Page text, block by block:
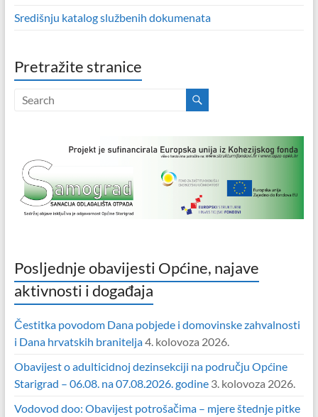
Središnju katalog službenih dokumenata
Pretražite stranice
Posljednje obavijesti Općine, najave
aktivnosti i događaja
Čestitka povodom Dana pobjede i domovinske zahvalnosti
i Dana hrvatskih branitelja4. kolovoza 2026.
Obavijest o adulticidnoj dezinsekciji na području Općine
Starigrad – 06.08. na 07.08.2026. godine 3. kolovoza 2026.
Vodovod doo: Obavijest potrošačima – mjere štednje pitke